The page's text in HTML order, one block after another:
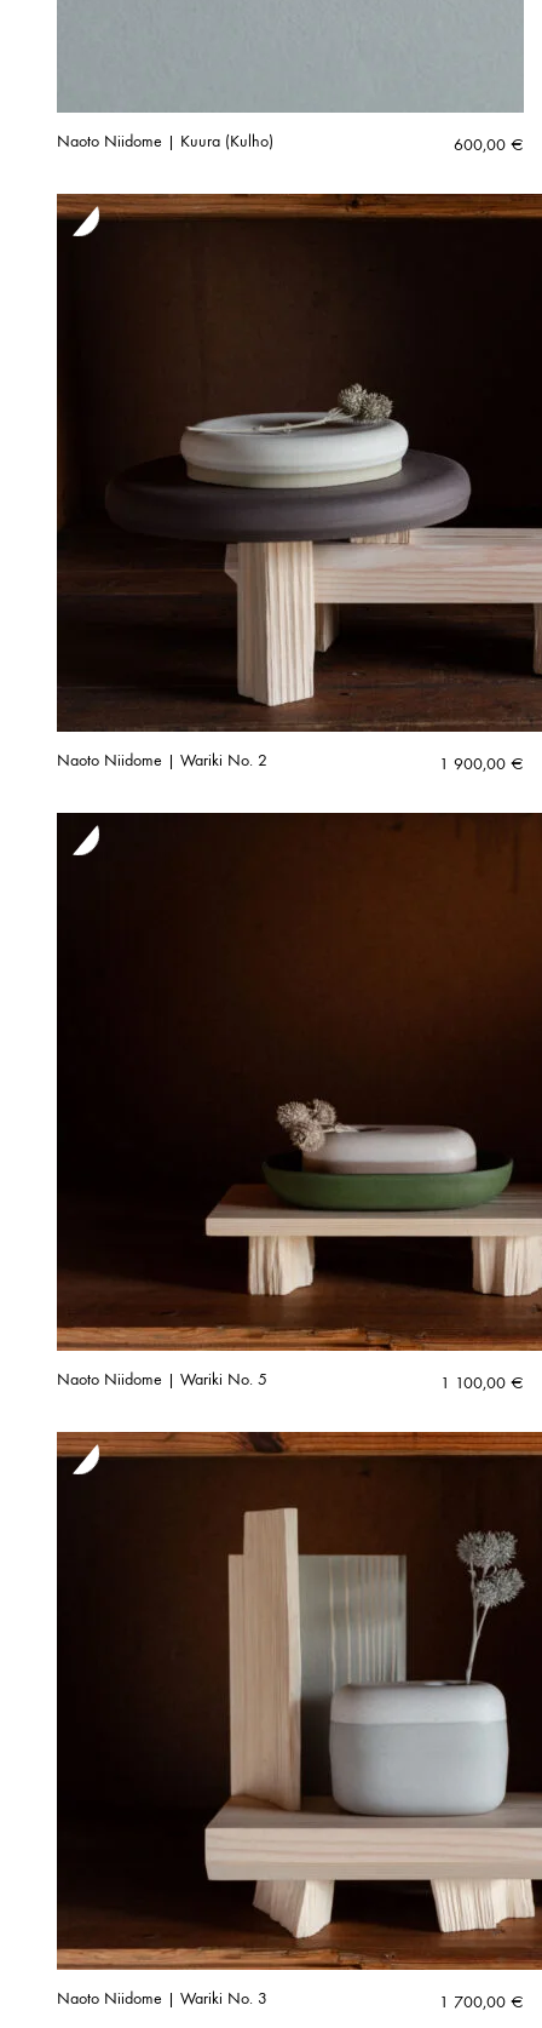
Naoto Niidome | Kuura (Kulho) 600,00 €
Naoto Niidome | Wariki No. 2 1 900,00 €
Naoto Niidome | Wariki No. 5 1 100,00 €
Naoto Niidome | Wariki No. 3 1 700,00 €